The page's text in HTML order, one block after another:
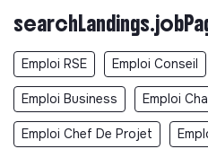
Emploi RSE Emploi Conseil
Emploi Business Emploi
Emploi Chef De Projet